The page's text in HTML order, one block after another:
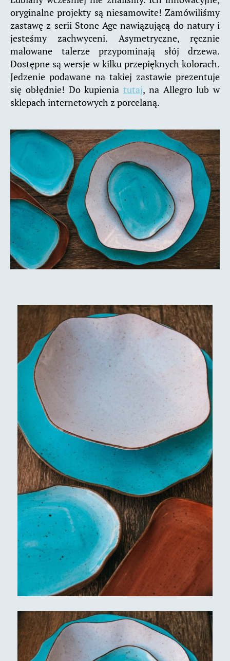
oryginalne projekty są niesamowite! Zamówiliśmy
zastawę z serii Stone Age nawiązującą do natury i
jesteśmy zachwyceni. Asymetryczne, ręcznie
malowane talerze przypominają słój drzewa.
Dostępne są wersje w kilku przepięknych kolorach.
Jedzenie podawane na takiej zastawie prezentuje
się obłędnie! Do kupienia tutaj, na Allegro lub w
sklepach internetowych z porcelaną.